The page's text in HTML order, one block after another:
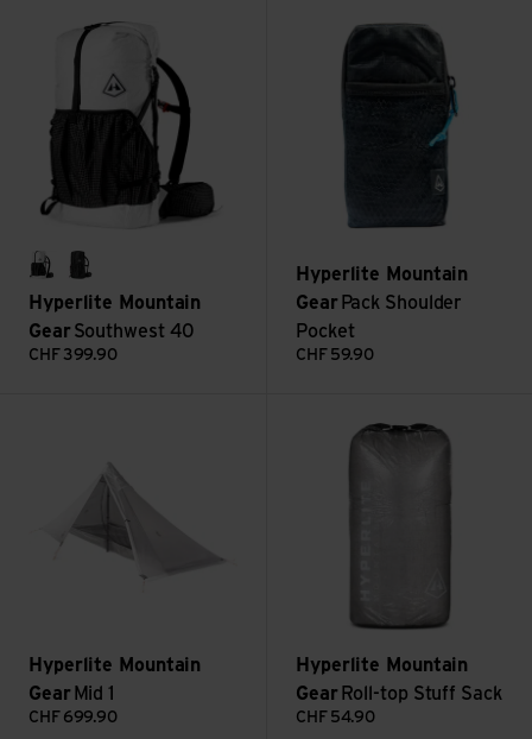
whiteblack
Hyperlite Mountain
Gear Southwest 40
CHF 399.90
Hyperlite Mountain
Gear Pack Shoulder
Pocket
CHF 59.90
Hyperlite Mountain
Gear Mid 1
CHF 699.90
Hyperlite Mountain
Gear Roll-top Stuff Sack
CHF 54.90